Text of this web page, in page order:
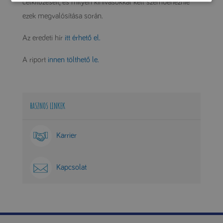
célkitűzéseit, és milyen kihívásokkal kell szembenéznie
ezek megvalósítása során.
Az eredeti hír itt érhető el.
A riport innen tölthető le.
HASZNOS LINKEK
Karrier
Kapcsolat